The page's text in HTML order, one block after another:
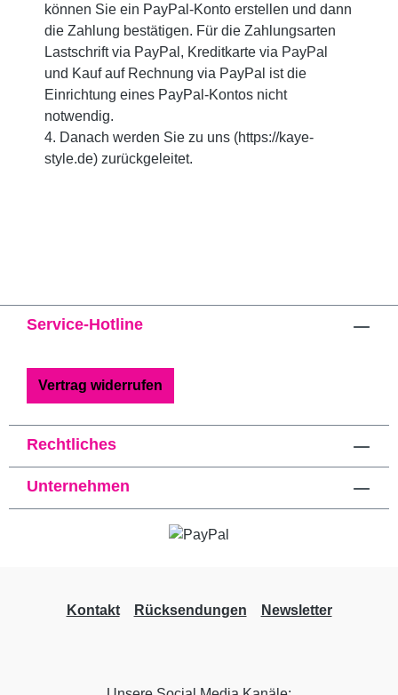
können Sie ein PayPal-Konto erstellen und dann
die Zahlung bestätigen. Für die Zahlungsarten
Lastschrift via PayPal, Kreditkarte via PayPal
und Kauf auf Rechnung via PayPal ist die
Einrichtung eines PayPal-Kontos nicht
notwendig.
4. Danach werden Sie zu uns (https://kaye-
style.de) zurückgeleitet.
Service-Hotline
Vertrag widerrufen
Rechtliches
Unternehmen
Kontakt Rücksendungen Newsletter